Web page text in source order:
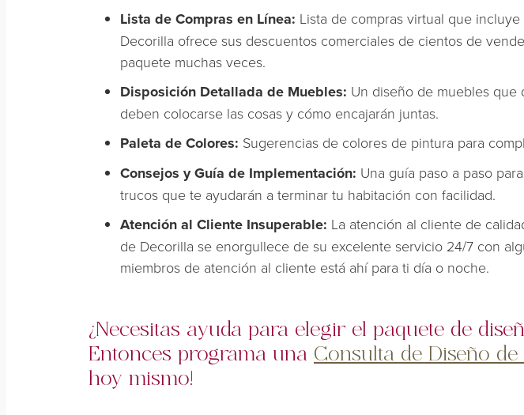
Lista de Compras en Línea: Lista de compras virtual que
Decorilla ofrece sus descuentos comerciales de cientos de
paquete muchas veces.
Disposición Detallada de Muebles: Un diseño de muebles que
deben colocarse las cosas y cómo encajarán juntas.
Paleta de Colores: Sugerencias de colores de pintura para
Consejos y Guía de Implementación: Una guía paso a paso
trucos que te ayudarán a terminar tu habitación con facilidad.
Atención al Cliente Insuperable: La atención al cliente de
de Decorilla se enorgullece de su excelente servicio 24/7 con
miembros de atención al cliente está ahí para ti día o noche.
¿Necesitas ayuda para elegir el paquete de
Entonces programa una Consulta de Diseño
hoy mismo!